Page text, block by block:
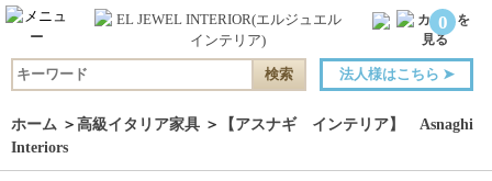
0
法人様はこちら ➤
ホーム ＞ 高級イタリア家具 ＞
【アスナギ インテリア】 Asnaghi
Interiors